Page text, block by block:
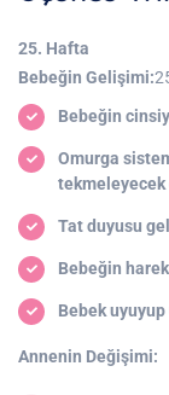
25. Hafta
Bebeğin Gelişimi:
Bebeğin
Omurga
tekmeleyecek
Tat duyusu
Bebeğin
Bebek uyuyup
Annenin Değişimi: